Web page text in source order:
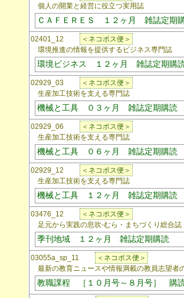
個人の開業と経営に役立つ実用誌
ＣＡＦＥＲＥＳ １２ヶ月 雑誌定期
02401_12
＜ネコポス便＞
環境推進の情報を提供するビジネス専門誌
環境ビジネス １２ヶ月 雑誌定期購
02929_03
＜ネコポス便＞
生産加工技術を支える専門誌
機械と工具 ０３ヶ月 雑誌定期購読
02929_06
＜ネコポス便＞
生産加工技術を支える専門誌
機械と工具 ０６ヶ月 雑誌定期購読
02929_12
＜ネコポス便＞
生産加工技術を支える専門誌
機械と工具 １２ヶ月 雑誌定期購読
03476_12
＜ネコポス便＞
足元から実践の息吹-むら・まちづくり総合誌
季刊地域 １２ヶ月 雑誌定期購読
03055a_sp_11
＜ネコポス便＞
最新の教育ニュースや情報満載の教員志望者
教職課程 ［１０月号～８月号］ 購